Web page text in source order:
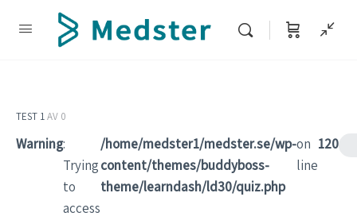
TEST 1AV 0
Warning:
Trying
to
access
/home/medster1/medster.se/wp-
content/themes/buddyboss-
theme/learndash/ld30/quiz.php
on
line
120